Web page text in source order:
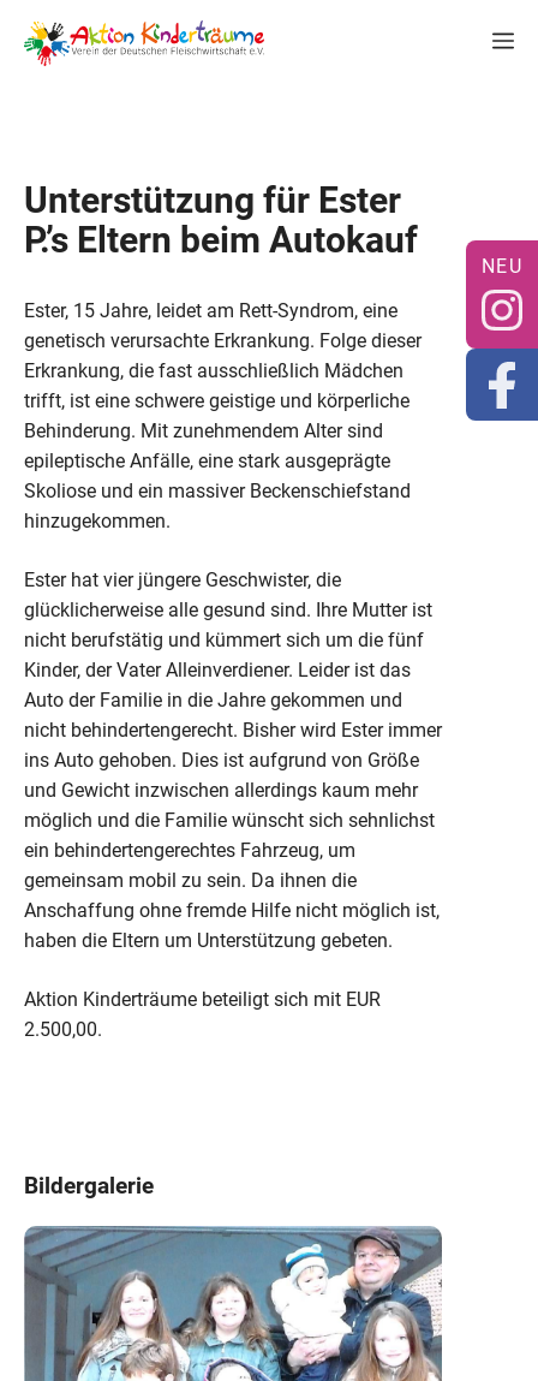
Inhalt
springen
Unterstützung für Ester
P.’s Eltern beim Autokauf
Ester, 15 Jahre, leidet am Rett-Syndrom, eine
genetisch verursachte Erkrankung. Folge dieser
Erkrankung, die fast ausschließlich Mädchen
trifft, ist eine schwere geistige und körperliche
Behinderung. Mit zunehmendem Alter sind
epileptische Anfälle, eine stark ausgeprägte
Skoliose und ein massiver Beckenschiefstand
hinzugekommen.
Ester hat vier jüngere Geschwister, die
glücklicherweise alle gesund sind. Ihre Mutter ist
nicht berufstätig und kümmert sich um die fünf
Kinder, der Vater Alleinverdiener. Leider ist das
Auto der Familie in die Jahre gekommen und
nicht behindertengerecht. Bisher wird Ester immer
ins Auto gehoben. Dies ist aufgrund von Größe
und Gewicht inzwischen allerdings kaum mehr
möglich und die Familie wünscht sich sehnlichst
ein behindertengerechtes Fahrzeug, um
gemeinsam mobil zu sein. Da ihnen die
Anschaffung ohne fremde Hilfe nicht möglich ist,
haben die Eltern um Unterstützung gebeten.
Aktion Kinderträume beteiligt sich mit EUR
2.500,00.
Bildergalerie